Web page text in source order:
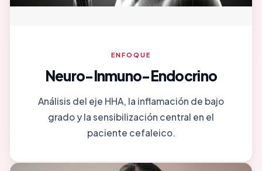
ENFOQUE
Neuro-Inmuno-Endocrino
Análisis del eje HHA, la inflamación de bajo
grado y la sensibilización central en el
paciente cefaleico.